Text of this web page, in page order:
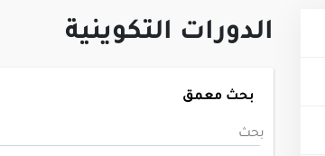
الدورات التكوينية
بحث معمق
بحث